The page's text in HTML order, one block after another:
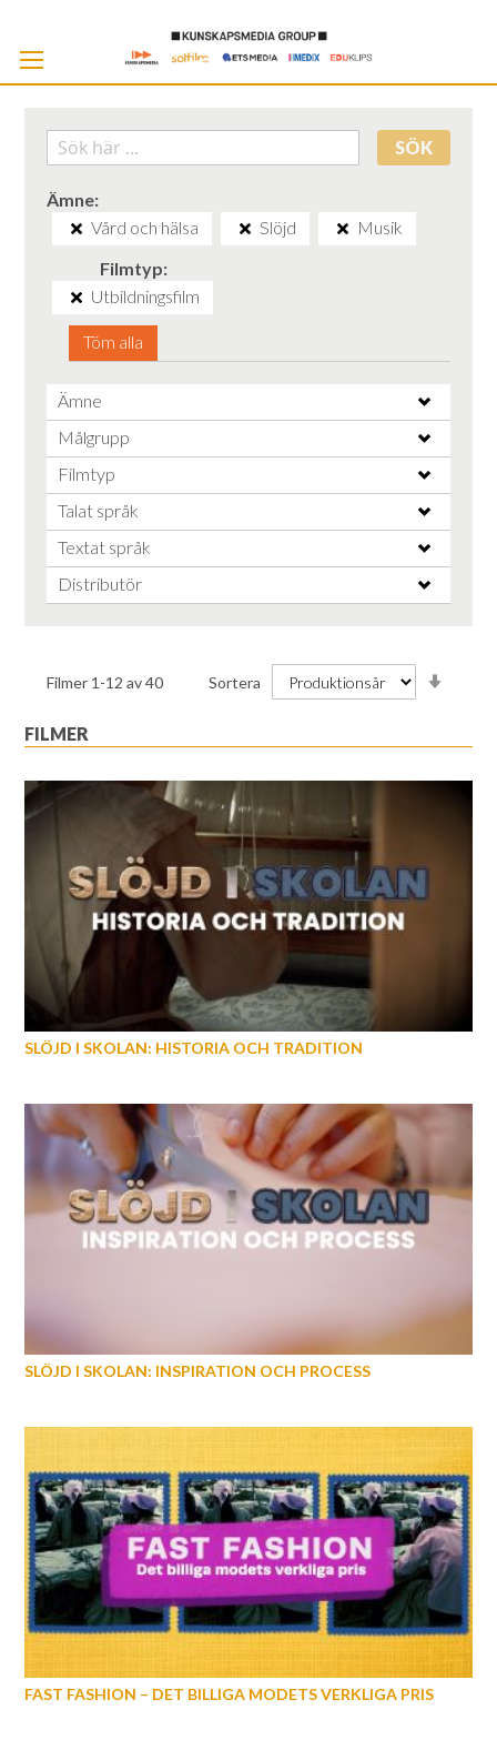
SÖK
Ämne
Vård och hälsa
Slöjd
Musik
Filmtyp
Utbildningsfilm
Töm alla
Ämne
Målgrupp
Filmtyp
Talat språk
Textat språk
Distributör
Filmer 1 -12 av40 Sortera
FILMER
SLÖJD I SKOLAN: HISTORIA OCH TRADITION
SLÖJD I SKOLAN: INSPIRATION OCH PROCESS
FAST FASHION – DET BILLIGA MODETS VERKLIGA PRIS